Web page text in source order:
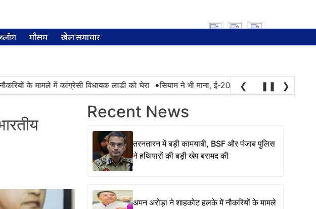
ब्लॉग मौसम खेल समाचार
के मामले में कांग्रेसी विधायक लाडी को घेरा •सियाम ने भी माना, ई-20 में ज्यादा क्लोराइड और नमी के
❮ ❚❚ ❯
Recent News
तरनतारन में बड़ी कामयाबी, BSF और पंजाब पुलिस
ने हथियारों की बड़ी खेप बरामद की
अमन अरोड़ा ने शाहकोट हलके में नौकरियों के मामले